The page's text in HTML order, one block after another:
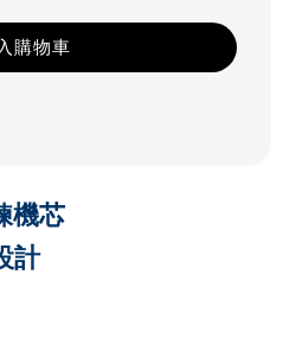
購物車
機芯
計